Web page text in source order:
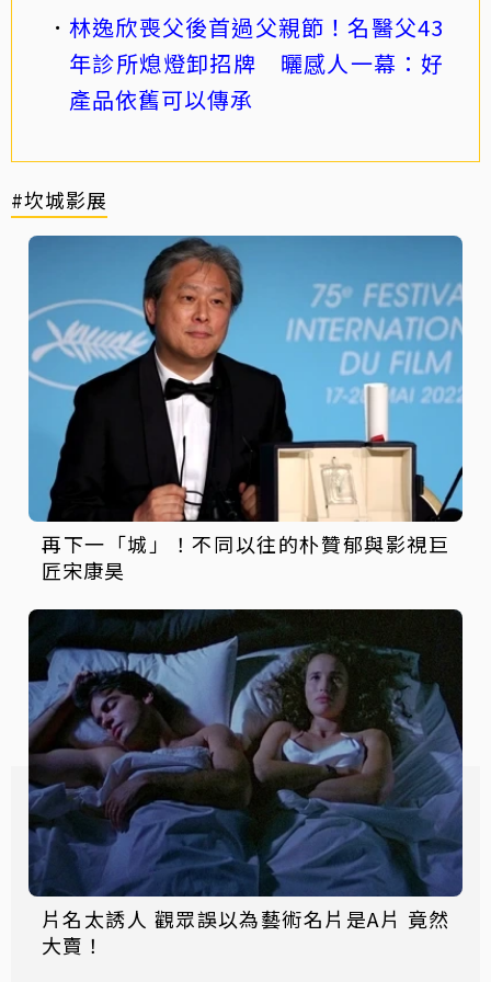
林逸欣喪父後首過父親節！名醫父43
年診所熄燈卸招牌 曬感人一幕：好
產品依舊可以傳承
#坎城影展
再下一「城」！不同以往的朴贊郁與影視巨
匠宋康昊
片名太誘人 觀眾誤以為藝術名片是A片 竟然
大賣！